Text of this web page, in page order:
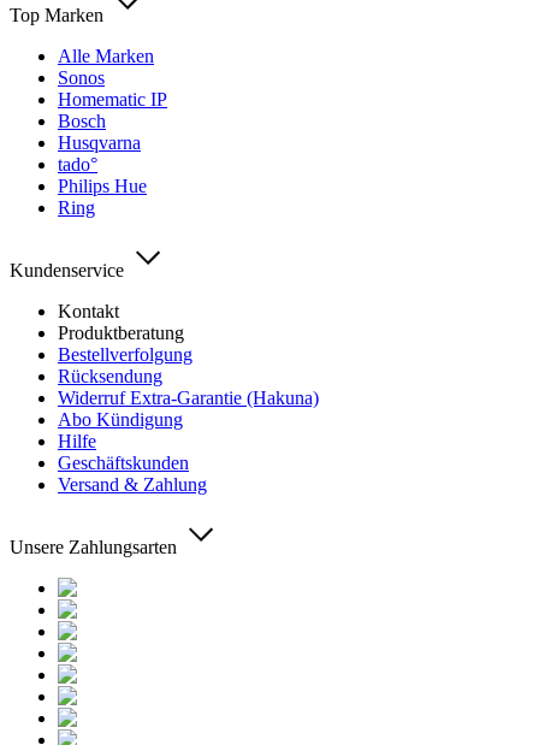
Top Marken
Alle Marken
Sonos
Homematic IP
Bosch
Husqvarna
tado°
Philips Hue
Ring
Kundenservice
Kontakt
Produktberatung
Bestellverfolgung
Rücksendung
Widerruf Extra-Garantie (Hakuna)
Abo Kündigung
Hilfe
Geschäftskunden
Versand & Zahlung
Unsere Zahlungsarten